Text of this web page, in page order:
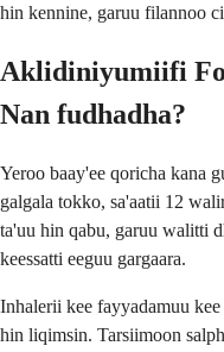
hin kennine, garuu filannoo
Aklidiniyumiifi
Nan fudhadha?
Yeroo baay'ee qoricha kana
galgala tokko, sa'aatii 12
ta'uu hin qabu, garuu walitti
keessatti eeguu gargaara.
Inhalerii kee fayyadamuu
hin liqimsin. Tarsiimoon